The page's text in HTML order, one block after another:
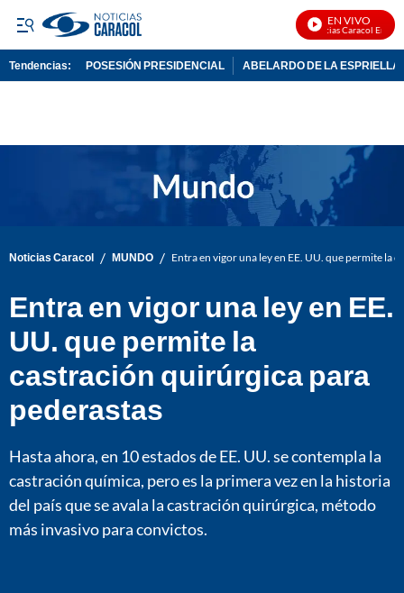
EN VIVO
Noticias Caracol En Vivo
Tendencias: POSESIÓN PRESIDENCIAL ABELARDO DE LA ESPRIELLA
Noticias Caracol / MUNDO / Entra en vigor una ley en EE. UU. que permite la
Entra en vigor una ley en EE.
UU. que permite la
castración quirúrgica para
pederastas
Hasta ahora, en 10 estados de EE. UU. se contempla la
castración química, pero es la primera vez en la historia
del país que se avala la castración quirúrgica, método
más invasivo para convictos.